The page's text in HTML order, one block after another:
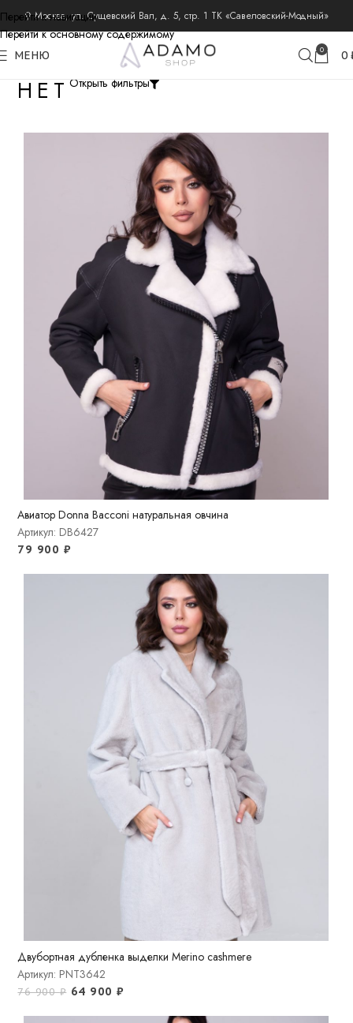
Перейти к навигации
Перейти к основному содержимому
⚲ Москва, ул. Сущевский Вал, д. 5, стр. 1 ТК «Савеловский-Модный»
МЕНЮ 0 0
НЕТОткрыть фильтры
Авиатор Donna Bacconi натуральная овчина
Артикул: DB6427
79 900 ₽
Двубортная дубленка выделки Merino cashmere
Артикул: PNT3642
76 900₽ 64 900₽